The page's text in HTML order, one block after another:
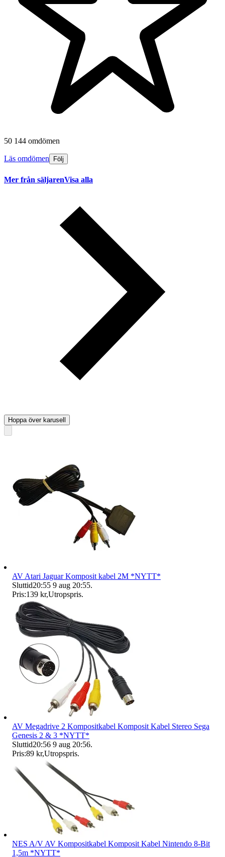
50 144 omdömen
Läs omdömen Följ
Mer från säljarenVisa alla
Hoppa över karusell
AV Atari Jaguar Komposit kabel 2M *NYTT*
Sluttid20:55 9 aug 20:55.
Pris:139 kr,Utropspris.
AV Megadrive 2 Kompositkabel Komposit Kabel Stereo Sega
Genesis 2 & 3 *NYTT*
Sluttid20:56 9 aug 20:56.
Pris:89 kr,Utropspris.
NES A/V AV Kompositkabel Komposit Kabel Nintendo 8-Bit
1,5m *NYTT*